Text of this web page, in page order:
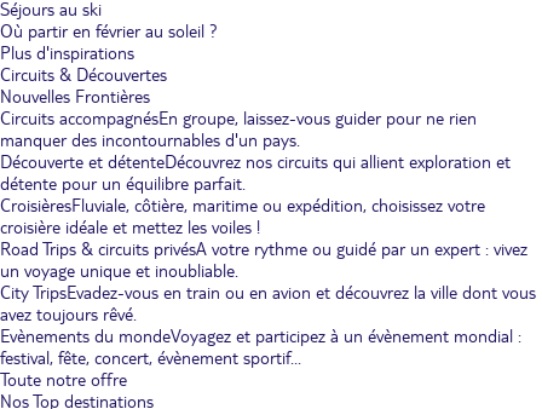
Séjours au ski
Où partir en février au soleil ?
Plus d'inspirations
Circuits & Découvertes
Nouvelles Frontières
Circuits accompagnésEn groupe, laissez-vous guider pour ne rien
manquer des incontournables d'un pays.
Découverte et détenteDécouvrez nos circuits qui allient exploration et
détente pour un équilibre parfait.
CroisièresFluviale, côtière, maritime ou expédition, choisissez votre
croisière idéale et mettez les voiles !
Road Trips & circuits privésA votre rythme ou guidé par un expert : vivez
un voyage unique et inoubliable.
City TripsEvadez-vous en train ou en avion et découvrez la ville dont vous
avez toujours rêvé.
Evènements du mondeVoyagez et participez à un évènement mondial :
festival, fête, concert, évènement sportif...
Toute notre offre
Nos Top destinations